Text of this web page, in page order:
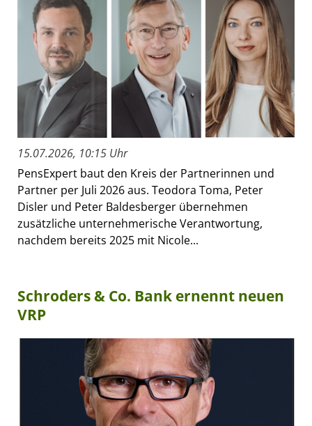
15.07.2026, 10:15 Uhr
PensExpert baut den Kreis der Partnerinnen und
Partner per Juli 2026 aus. Teodora Toma, Peter
Disler und Peter Baldesberger übernehmen
zusätzliche unternehmerische Verantwortung,
nachdem bereits 2025 mit Nicole...
Schroders & Co. Bank ernennt neuen
VRP